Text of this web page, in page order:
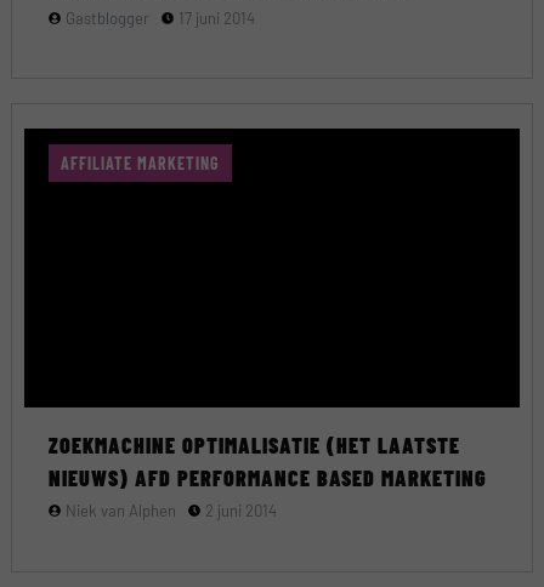
Gastblogger 17 juni 2014
AFFILIATE MARKETING
ZOEKMACHINE OPTIMALISATIE (HET LAATSTE
NIEUWS) AFD PERFORMANCE BASED MARKETING
Niek van Alphen 2 juni 2014